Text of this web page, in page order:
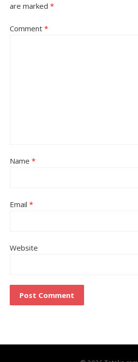
are marked *
Comment *
Name *
Email *
Website